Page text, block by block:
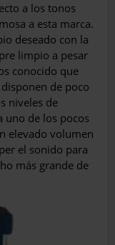
a los tonos
a esta marca.
deseado con la
limpio a pesar
conocido que
de poco
niveles de
uno de los pocos
elevado volumen
el sonido para
más grande de